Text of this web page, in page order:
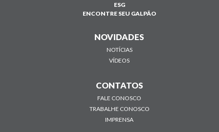
ESG
ENCONTRE SEU GALPÃO
NOVIDADES
NOTÍCIAS
VÍDEOS
CONTATOS
FALE CONOSCO
TRABALHE CONOSCO
IMPRENSA